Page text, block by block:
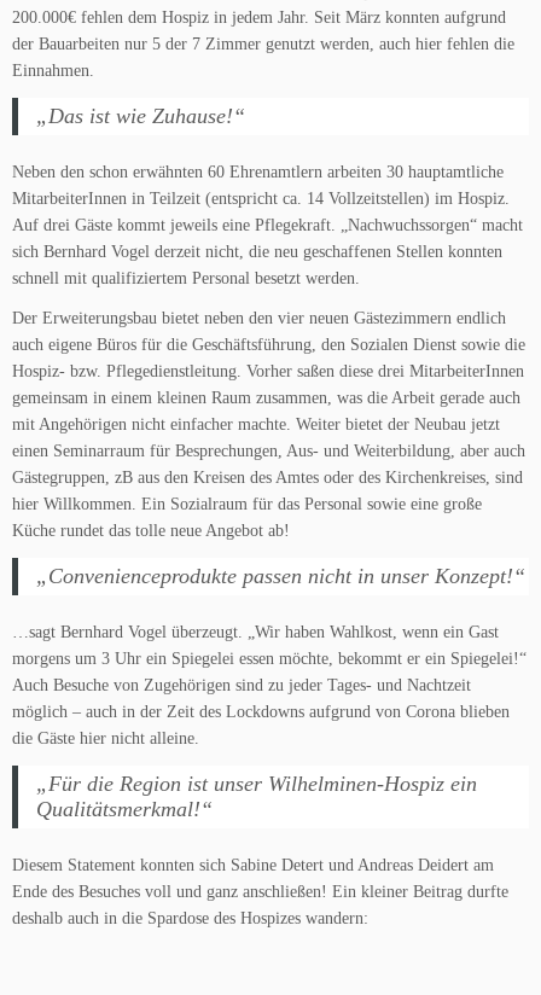
200.000€ fehlen dem Hospiz in jedem Jahr. Seit März konnten aufgrund
der Bauarbeiten nur 5 der 7 Zimmer genutzt werden, auch hier fehlen die
Einnahmen.
„Das ist wie Zuhause!“
Neben den schon erwähnten 60 Ehrenamtlern arbeiten 30 hauptamtliche
MitarbeiterInnen in Teilzeit (entspricht ca. 14 Vollzeitstellen) im Hospiz.
Auf drei Gäste kommt jeweils eine Pflegekraft. „Nachwuchssorgen“ macht
sich Bernhard Vogel derzeit nicht, die neu geschaffenen Stellen konnten
schnell mit qualifiziertem Personal besetzt werden.
Der Erweiterungsbau bietet neben den vier neuen Gästezimmern endlich
auch eigene Büros für die Geschäftsführung, den Sozialen Dienst sowie die
Hospiz- bzw. Pflegedienstleitung. Vorher saßen diese drei MitarbeiterInnen
gemeinsam in einem kleinen Raum zusammen, was die Arbeit gerade auch
mit Angehörigen nicht einfacher machte. Weiter bietet der Neubau jetzt
einen Seminarraum für Besprechungen, Aus- und Weiterbildung, aber auch
Gästegruppen, zB aus den Kreisen des Amtes oder des Kirchenkreises, sind
hier Willkommen. Ein Sozialraum für das Personal sowie eine große
Küche rundet das tolle neue Angebot ab!
„Convenienceprodukte passen nicht in unser Konzept!“
…sagt Bernhard Vogel überzeugt. „Wir haben Wahlkost, wenn ein Gast
morgens um 3 Uhr ein Spiegelei essen möchte, bekommt er ein Spiegelei!“
Auch Besuche von Zugehörigen sind zu jeder Tages- und Nachtzeit
möglich – auch in der Zeit des Lockdowns aufgrund von Corona blieben
die Gäste hier nicht alleine.
„Für die Region ist unser Wilhelminen-Hospiz ein
Qualitätsmerkmal!“
Diesem Statement konnten sich Sabine Detert und Andreas Deidert am
Ende des Besuches voll und ganz anschließen! Ein kleiner Beitrag durfte
deshalb auch in die Spardose des Hospizes wandern: